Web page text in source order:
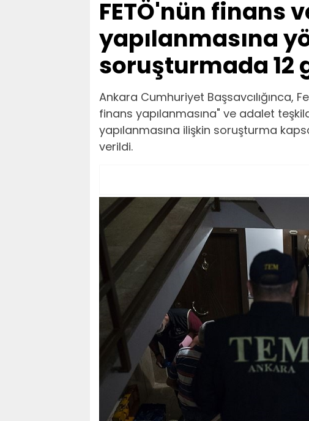
FETÖ'nün finans
yapılanmasına
soruşturmada 12
Ankara Cumhuriyet Başsavcılığınca,
finans yapılanmasına" ve adalet
yapılanmasına ilişkin soruşturma
verildi.